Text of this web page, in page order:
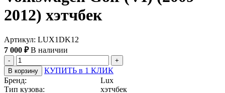
2012) хэтчбек
Артикул: LUX1DK12
7 000 ₽ В наличии
-
+
В корзину
КУПИТЬ в 1 КЛИК
Бренд:
Lux
Тип кузова:
хэтчбек